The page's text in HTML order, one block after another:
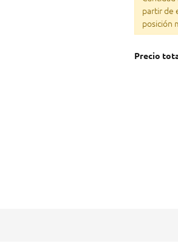
partir de
posición
Precio